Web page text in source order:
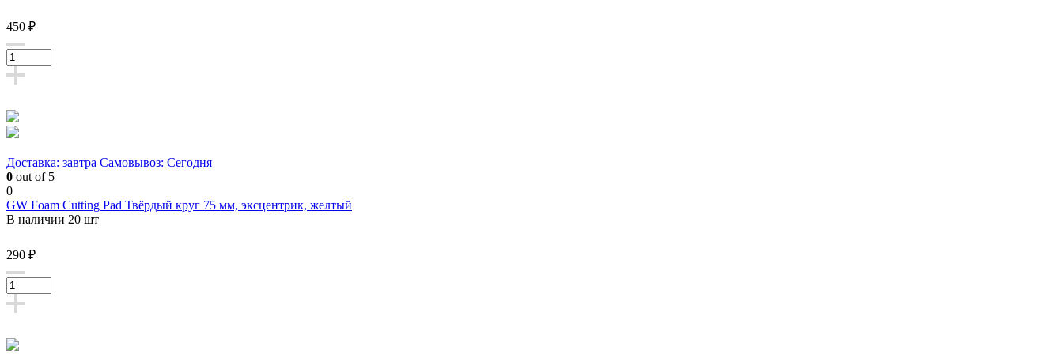
450 ₽
Доставка: завтра Самовывоз: Сегодня
0 out of 5
0
GW Foam Cutting Pad Твёрдый круг 75 мм, эксцентрик, желтый
В наличии 20 шт
290 ₽